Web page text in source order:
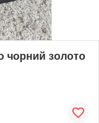
чорний золото